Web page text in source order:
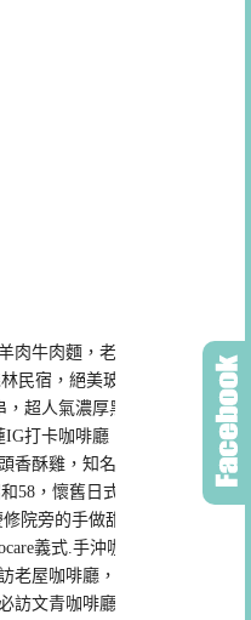
肉牛肉麵，老宅裡吃美食，必
民宿，絕美玻璃屋絕對會愛上
，超人氣濃厚黑蒜拉麵，本體
打卡咖啡廳，環境超美、價
香酥雞，知名排隊美食，再久
58，懷舊日式氛圍，甜點蛋糕
院旁的手做甜點咖啡，店內超
義式.手沖咖啡，咖啡迷絕對
老屋咖啡廳，用咖啡香探索城
訪文青咖啡廳，品味老宅中的